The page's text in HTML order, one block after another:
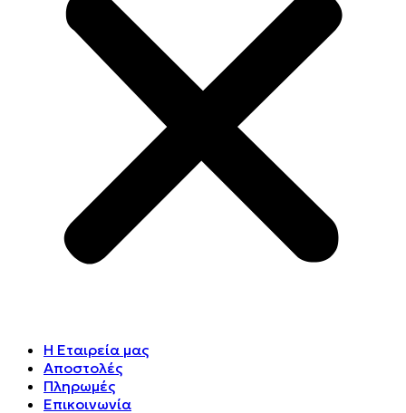
Η Εταιρεία μας
Αποστολές
Πληρωμές
Επικοινωνία